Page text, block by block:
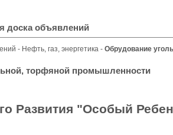
доска объявлений
- Нефть, газ, энергетика - Обрудование
торфяной промышленности
Развития "Особый